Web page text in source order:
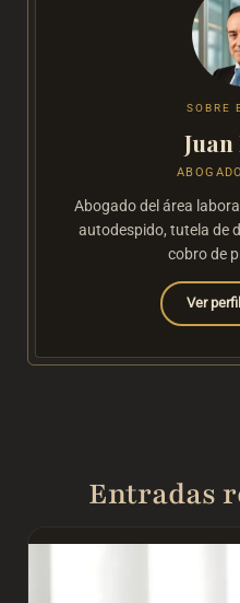
SOBRE
Abogado del área
autodespido, tutela de
cobro de
Ver
Entradas